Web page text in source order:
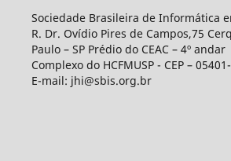
Sociedade Brasileira de Informática
R. Dr. Ovídio Pires de Campos,75
Paulo – SP Prédio do CEAC – 4º andar
Complexo do HCFMUSP - CEP –
E-mail: jhi@sbis.org.br